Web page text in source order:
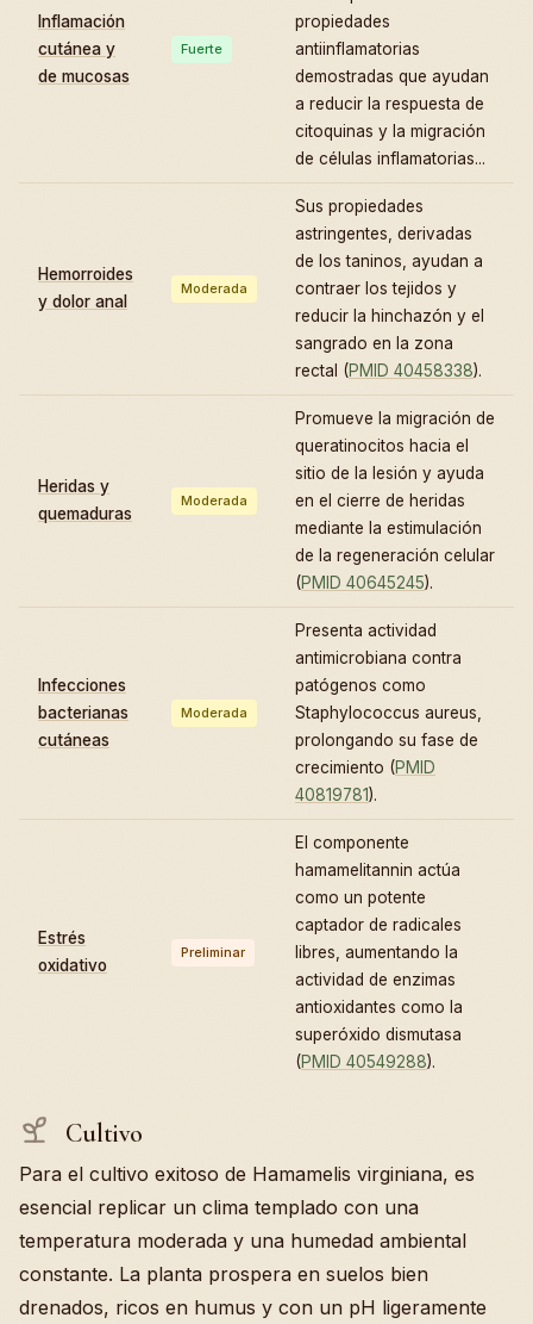
Inflamación
cutánea y
de mucosas
Fuerte
propiedades
antiinflamatorias
demostradas que ayudan
a reducir la respuesta de
citoquinas y la migración
de células inflamatorias...
Hemorroides
y dolor anal
Moderada
Sus propiedades
astringentes, derivadas
de los taninos, ayudan a
contraer los tejidos y
reducir la hinchazón y el
sangrado en la zona
rectal (PMID 40458338).
Heridas y
quemaduras
Moderada
Promueve la migración de
queratinocitos hacia el
sitio de la lesión y ayuda
en el cierre de heridas
mediante la estimulación
de la regeneración celular
(PMID 40645245).
Infecciones
bacterianas
cutáneas
Moderada
Presenta actividad
antimicrobiana contra
patógenos como
Staphylococcus aureus,
prolongando su fase de
crecimiento (PMID
40819781).
Estrés
oxidativo
Preliminar
El componente
hamamelitannin actúa
como un potente
captador de radicales
libres, aumentando la
actividad de enzimas
antioxidantes como la
superóxido dismutasa
(PMID 40549288).
Cultivo
Para el cultivo exitoso de Hamamelis virginiana, es
esencial replicar un clima templado con una
temperatura moderada y una humedad ambiental
constante. La planta prospera en suelos bien
drenados, ricos en humus y con un pH ligeramente